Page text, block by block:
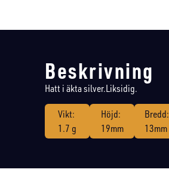
Beskrivning
Hatt i äkta silver.Liksidig.
Vikt:
1.7 g
Höjd:
19mm
Bredd:
13mm